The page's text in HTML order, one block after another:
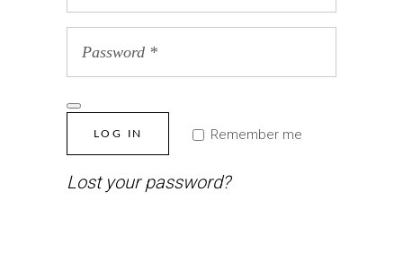
Remember me
LOG IN
Lost your password?